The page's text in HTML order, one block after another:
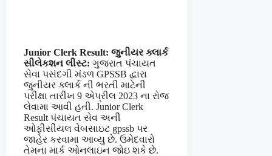
Junior Clerk Result: જુનીયર ક્લાર્ક
સીલેકશન લીસ્ટ: ગુજરાત પંચાયત
સેવા પસંદગી મંડળ GPSSB દ્વારા
જુનીયર ક્લાર્ક ની ભરતી માટેની
પરીક્ષા તારીખ 9 એપ્રીલ 2023 ના રોજ
લેવામા આવી હતી. Junior Clerk
Result પંચાયત સેવ અની
ઓફીસીયલ વેબસાઇટ gpssb પર
જાહેર કરવામા આવ્યુ છે. ઉમેદવારો
તેમના માર્ક ઓનલાઇન જોઇ શકે છે.